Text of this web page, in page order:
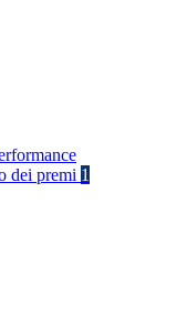
dei premi 1